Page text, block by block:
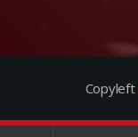
Copyleft